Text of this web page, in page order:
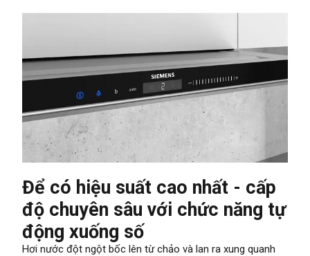
Để có hiệu suất cao nhất - cấp
độ chuyên sâu với chức năng tự
động xuống số
Hơi nước đột ngột bốc lên từ chảo và lan ra xung quanh